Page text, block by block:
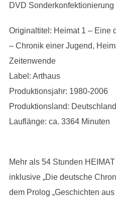
DVD
Originaltitel: Heimat 1 – Eine
– Chronik einer Jugend,
Zeitenwende
Label: Arthaus
Produktionsjahr: 1980-2006
Produktionsland: Deutschland
Lauflänge: ca. 3364 Minuten
Mehr als 54 Stunden
inklusive „Die deutsche
dem Prolog „Geschichten